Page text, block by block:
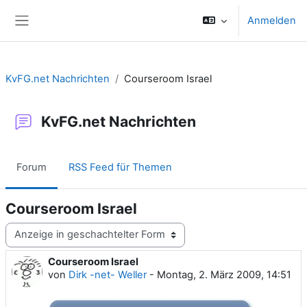
Anmelden
KvFG.net Nachrichten Courseroom Israel
KvFG.net Nachrichten
Forum RSS Feed für Themen
Courseroom Israel
Anzeigemodus
Courseroom Israel
von Dirk -net- Weller- Montag, 2. März 2009, 14:51
Anzahl Antworten: 0